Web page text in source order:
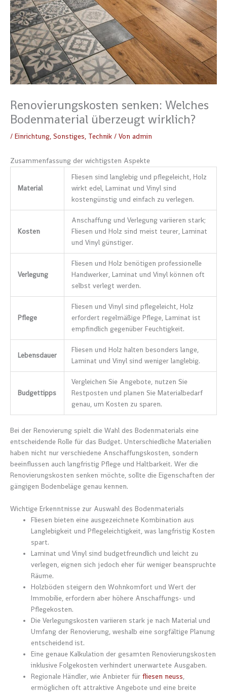
Renovierungskosten senken: Welches
Bodenmaterial überzeugt wirklich?
/ Einrichtung, Sonstiges, Technik / Von admin
Zusammenfassung der wichtigsten Aspekte
Material
Fliesen sind langlebig und pflegeleicht, Holz
wirkt edel, Laminat und Vinyl sind
kostengünstig und einfach zu verlegen.
Kosten
Anschaffung und Verlegung variieren stark;
Fliesen und Holz sind meist teurer, Laminat
und Vinyl günstiger.
Verlegung
Fliesen und Holz benötigen professionelle
Handwerker, Laminat und Vinyl können oft
selbst verlegt werden.
Pflege
Fliesen und Vinyl sind pflegeleicht, Holz
erfordert regelmäßige Pflege, Laminat ist
empfindlich gegenüber Feuchtigkeit.
Lebensdauer
Fliesen und Holz halten besonders lange,
Laminat und Vinyl sind weniger langlebig.
Budgettipps
Vergleichen Sie Angebote, nutzen Sie
Restposten und planen Sie Materialbedarf
genau, um Kosten zu sparen.
Bei der Renovierung spielt die Wahl des Bodenmaterials eine
entscheidende Rolle für das Budget. Unterschiedliche Materialien
haben nicht nur verschiedene Anschaffungskosten, sondern
beeinflussen auch langfristig Pflege und Haltbarkeit. Wer die
Renovierungskosten senken möchte, sollte die Eigenschaften der
gängigen Bodenbeläge genau kennen.
Wichtige Erkenntnisse zur Auswahl des Bodenmaterials
Fliesen bieten eine ausgezeichnete Kombination aus
Langlebigkeit und Pflegeleichtigkeit, was langfristig Kosten
spart.
Laminat und Vinyl sind budgetfreundlich und leicht zu
verlegen, eignen sich jedoch eher für weniger beanspruchte
Räume.
Holzböden steigern den Wohnkomfort und Wert der
Immobilie, erfordern aber höhere Anschaffungs- und
Pflegekosten.
Die Verlegungskosten variieren stark je nach Material und
Umfang der Renovierung, weshalb eine sorgfältige Planung
entscheidend ist.
Eine genaue Kalkulation der gesamten Renovierungskosten
inklusive Folgekosten verhindert unerwartete Ausgaben.
Regionale Händler, wie Anbieter fürfliesen neuss,
ermöglichen oft attraktive Angebote und eine breite